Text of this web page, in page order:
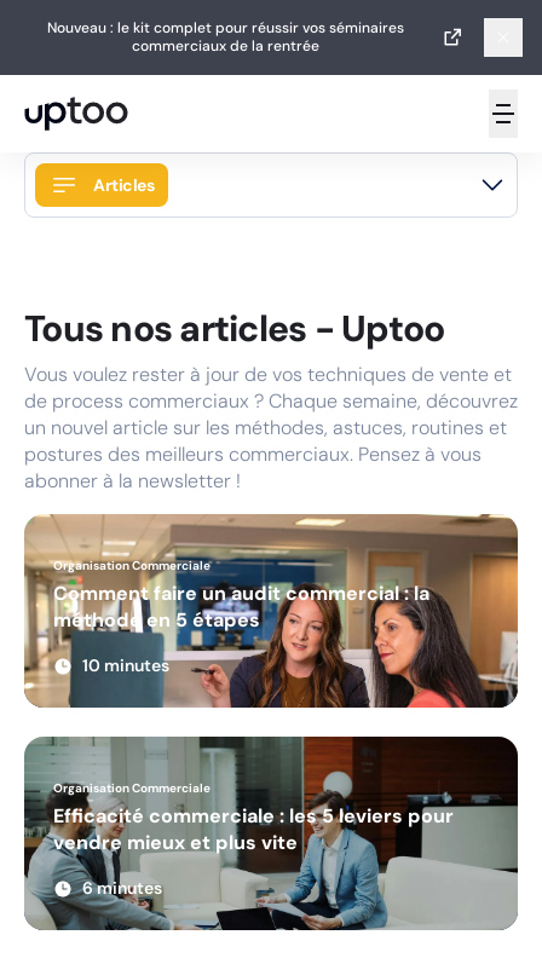
Nouveau : le kit complet pour réussir vos séminaires
commerciaux de la rentrée
Nouveau : le kit complet pour réussir vos séminaires
commerciaux de la rentrée
Articles
Articles
Livres blancs
Podcasts
Vidéos
Newsletters
Masterclass
Tous nos articles - Uptoo
Vous voulez rester à jour de vos techniques de vente et
de process commerciaux ? Chaque semaine, découvrez
un nouvel article sur les méthodes, astuces, routines et
postures des meilleurs commerciaux. Pensez à vous
abonner à la newsletter !
Organisation Commerciale
Comment faire un audit commercial : la
méthode en 5 étapes
10 minutes
Organisation Commerciale
Efficacité commerciale : les 5 leviers pour
vendre mieux et plus vite
6 minutes